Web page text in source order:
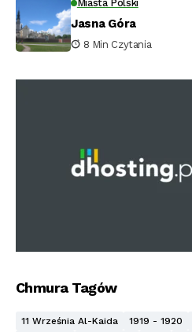
Miasta Polski
Jasna Góra
8 Min Czytania
Chmura Tagów
11 Września Al-Kaida 1919 - 1920